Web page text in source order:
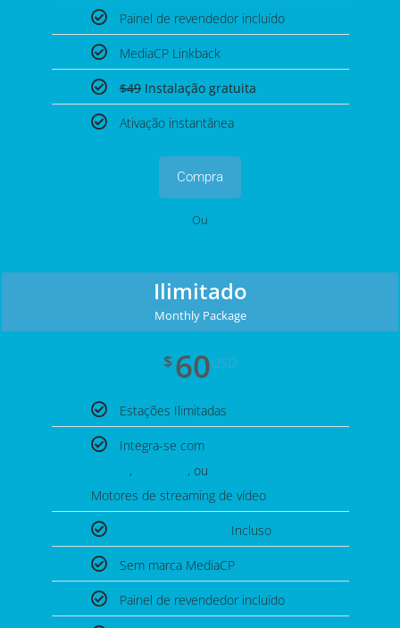
Painel de revendedor incluído
MediaCP Linkback
$49Instalação gratuita
Ativação instantânea
Compra
Ou
Ilimitado
Monthly Package
$60USD
Estações Ilimitadas
Integra-se com
, , ou
Motores de streaming de vídeo
Incluso
Sem marca MediaCP
Painel de revendedor incluído